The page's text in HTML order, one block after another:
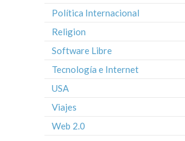
Política Internacional
Religion
Software Libre
Tecnología e Internet
USA
Viajes
Web 2.0